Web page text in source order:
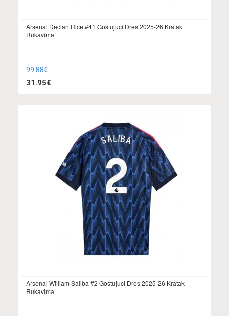
Arsenal Declan Rice #41 Gostujuci Dres 2025-26 Kratak
Rukavima
99.88€
31.95€
Arsenal William Saliba #2 Gostujuci Dres 2025-26 Kratak
Rukavima